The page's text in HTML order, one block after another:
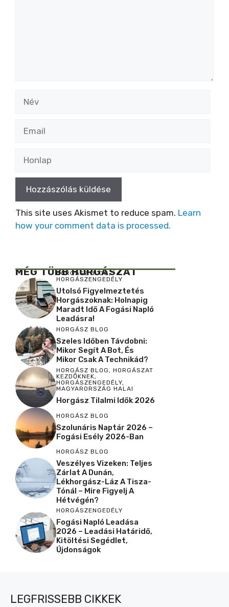
This site uses Akismet to reduce spam. Learn
how your comment data is processed.
MÉG TÖBB HORGÁSZAT
HORGÁSZ BLOG,
HORGÁSZENGEDÉLY
Utolsó Figyelmeztetés
Horgászoknak: Holnapig
Maradt Idő A Fogási Napló
Leadásra!
HORGÁSZ BLOG
Szeles Időben Távdobni:
Mikor Segít A Bot, És
Mikor Csak A Technikád?
HORGÁSZ BLOG , HORGÁSZAT
KEZDŐKNEK,
HORGÁSZENGEDÉLY,
MAGYARORSZÁG HALAI
Horgász Tilalmi Idők 2026
HORGÁSZ BLOG
Szolunáris Naptár 2026 –
Fogási Esély 2026-Ban
HORGÁSZ BLOG
Veszélyes Vizeken: Teljes
Zárlat A Dunán,
Lékhorgász-Láz A Tisza-
Tónál – Mire Figyelj A
Hétvégén?
HORGÁSZENGEDÉLY
Fogási Napló Leadása
2026 – Leadási Határidő,
Kitöltési Segédlet,
Újdonságok
LEGFRISSEBB CIKKEK